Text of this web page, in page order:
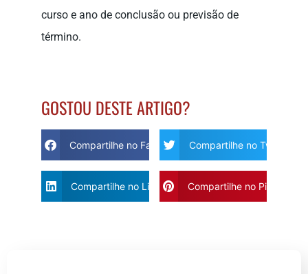
curso e ano de conclusão ou previsão de
término.
GOSTOU DESTE ARTIGO?
Compartilhe no Facebook Compartilhe no Twitter
Compartilhe no Linkdin Compartilhe no Pinterest